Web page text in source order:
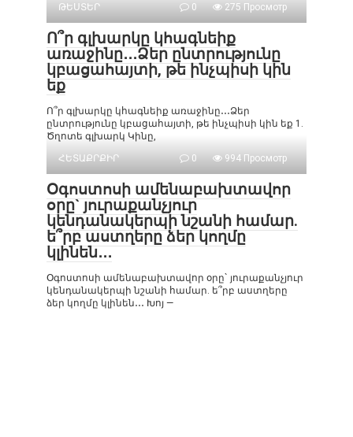
ԹԵՍՏԵՐ
0 275 Просмотр
Ո՞ր գլխարկը կհագնեիք
առաջինը․․․Ձեր ընտրությունը
կբացահայտի, թե ինչպիսի կին
եք
Ո՞ր գլխարկը կհագնեիք առաջինը․․․Ձեր
ընտրությունը կբացահայտի, թե ինչպիսի կին եք 1.
Ծղոտե գլխարկ Կինը,
ՀԵՏԱՔՐՔԻՐ
0 994 Просмотр
Օգոստոսի ամենաբախտավոր
օրը` յուրաքանչյուր
կենդանակերպի նշանի համար.
ե՞րբ աստղերը ձեր կողմը
կլինեն․․․
Օգոստոսի ամենաբախտավոր օրը` յուրաքանչյուր
կենդանակերպի նշանի համար. ե՞րբ աստղերը
ձեր կողմը կլինեն․․․ Խոյ —